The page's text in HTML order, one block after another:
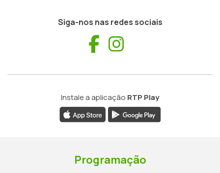
Siga-nos nas redes sociais
Facebook
Instale a aplicação RTP Play
Programação